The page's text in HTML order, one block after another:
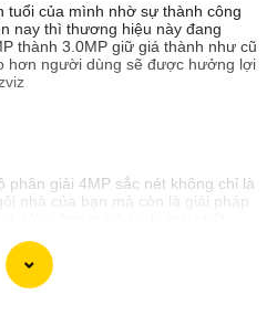
tuổi của mình nhờ sự thành công
nay thì thương hiệu này đang
thành 3.0MP giữ giá thành như cũ
hơn người dùng sẽ được hưởng lợi
phân giải 4MP sắc nét không chỉ là
nhà của bạn mà còn là giải pháp
Khả năng đàm thoại 2 chiều tích
dễ dàng với người ở nhà mọi lúc
camera wifi độ phân giải 2k tính